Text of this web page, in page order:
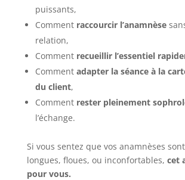
puissants,
Comment raccourcir l’anamnèse
relation,
Comment recueillir l’essentiel
Comment adapter la séance à la
du client,
Comment rester pleinement
l’échange.
Si vous sentez que vos anamnèses
longues, floues, ou inconfortables, cet
pour vous.